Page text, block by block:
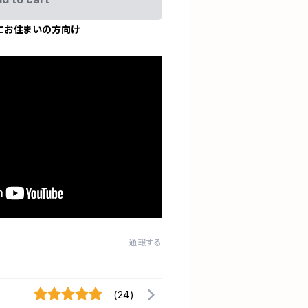
お住まいの方向け
通報する
(24)